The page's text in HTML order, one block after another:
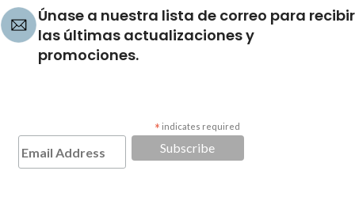
Únase a nuestra lista de correo para recibir
las últimas actualizaciones y
promociones.
* indicates required